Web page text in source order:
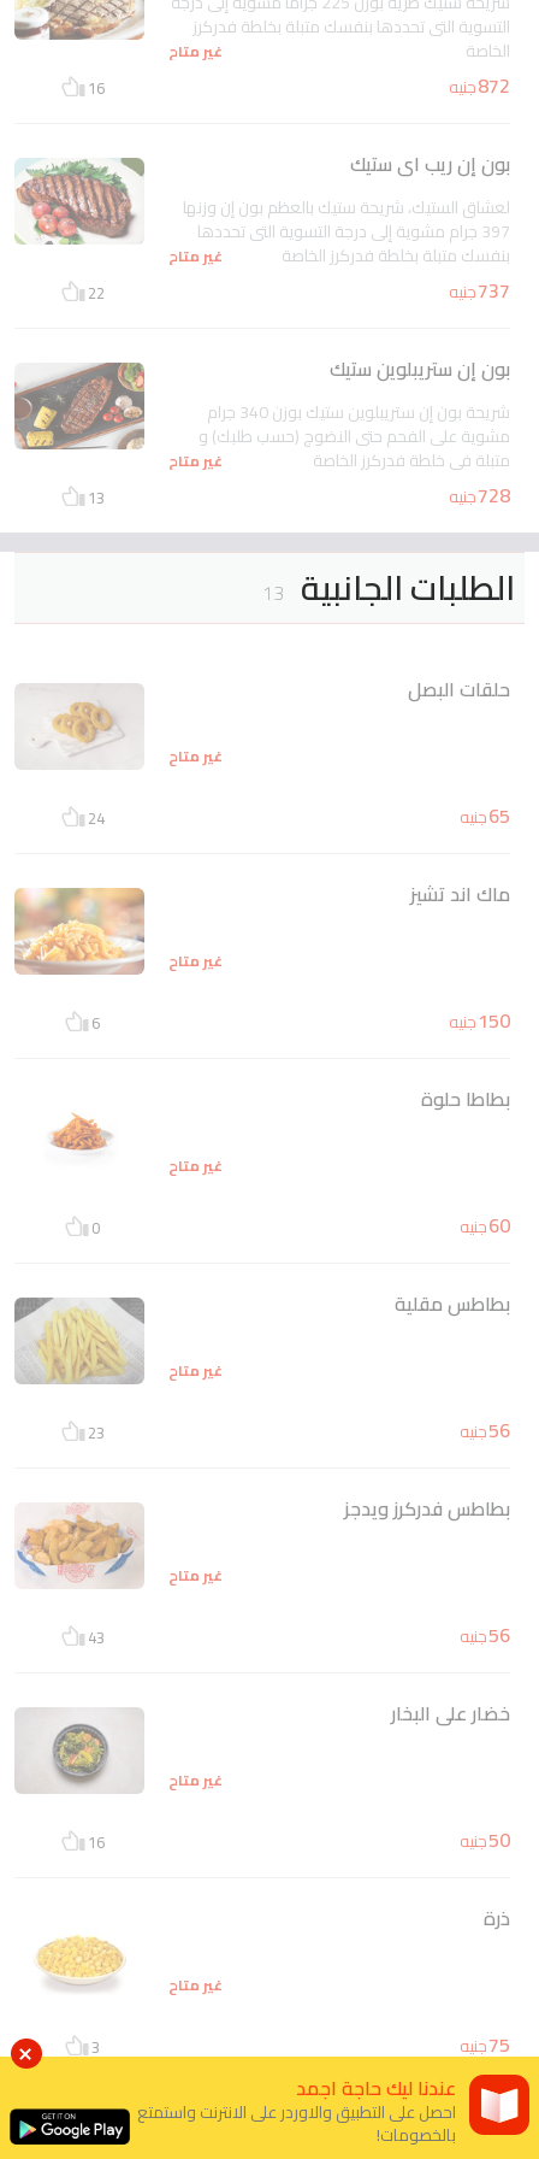
التسوية التى تحددها بنفسك متبلة بخلطة فدركرز
الخاصة غير متاح
872جنيه 16
بون إن ريب اى ستيك
لعشاق الستيك، شريحة ستيك بالعظم بون إن وزنها
397 جرام مشوية إلى درجة التسوية التى تحددها
بنفسك متبلة بخلطة فدركرز الخاصة غير متاح
737جنيه 22
بون إن ستريبلوين ستيك
شريحة بون إن ستريبلوين ستيك بوزن 340 جرام
مشوية على الفحم حتى النضوج (حسب طلبك) و
متبلة فى خلطة فدركرز الخاصة غير متاح
728جنيه 13
الطلبات الجانبية 13
حلقات البصل
غير متاح
65جنيه 24
ماك اند تشيز
غير متاح
150جنيه 6
بطاطا حلوة
غير متاح
60جنيه 0
بطاطس مقلية
غير متاح
56جنيه 23
بطاطس فدركرز ويدجز
غير متاح
56جنيه 43
خضار على البخار
غير متاح
50جنيه 16
ذرة
غير متاح
75جنيه 3
جمبرى سوتيه
عندنا ليك حاجة اجمد
احصل على التطبيق والاوردر على الانترنت واستمتع
بالخصومات!